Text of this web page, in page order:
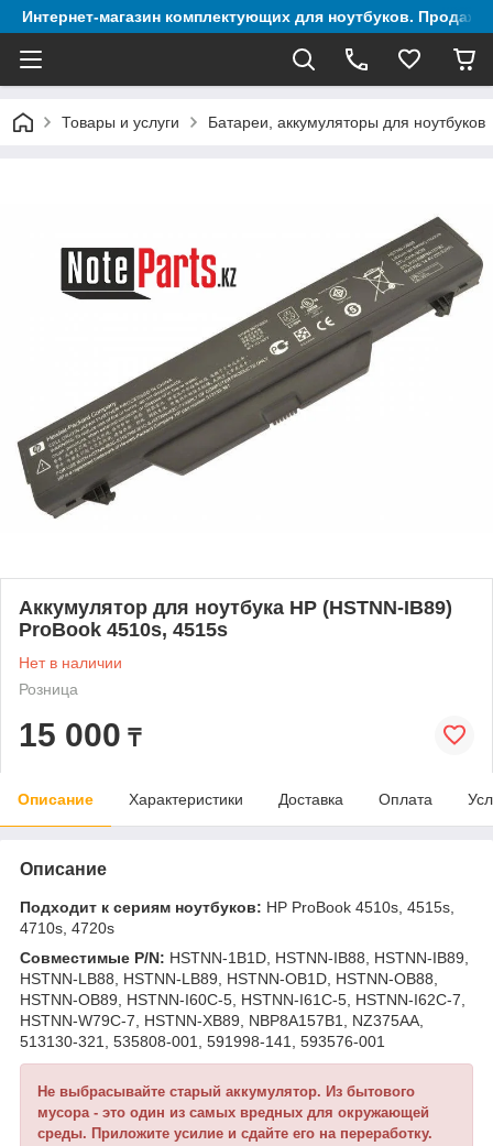
Интернет-магазин комплектующих для ноутбуков. Продажа
Товары и услуги Батареи, аккумуляторы для ноутбуков
Аккумулятор для ноутбука HP (HSTNN-IB89)
ProBook 4510s, 4515s
Нет в наличии
Розница
15 000 ₸
Описание Характеристики Доставка Оплата
Описание
Подходит к сериям ноутбуков: HP ProBook 4510s, 4515s,
4710s, 4720s
Совместимые P/N: HSTNN-1B1D, HSTNN-IB88, HSTNN-IB89,
HSTNN-LB88, HSTNN-LB89, HSTNN-OB1D, HSTNN-OB88,
HSTNN-OB89, HSTNN-I60C-5, HSTNN-I61C-5, HSTNN-I62C-7,
HSTNN-W79C-7, HSTNN-XB89, NBP8A157B1, NZ375AA,
513130-321, 535808-001, 591998-141, 593576-001
Не выбрасывайте старый аккумулятор. Из бытового
мусора - это один из самых вредных для окружающей
среды. Приложите усилие и сдайте его на переработку.